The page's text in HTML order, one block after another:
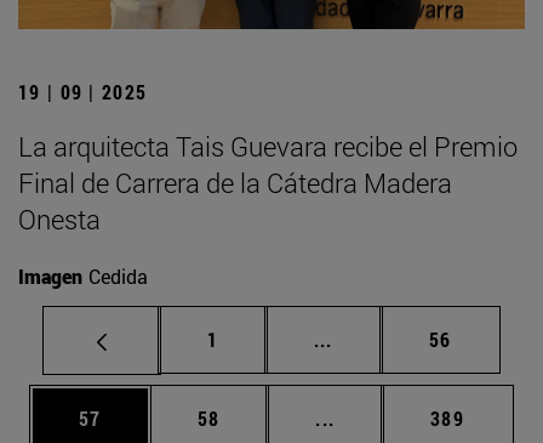
19 | 09 | 2025
La arquitecta Tais Guevara recibe el Premio
Final de Carrera de la Cátedra Madera
Onesta
Imagen Cedida
Página
1 ... Páginas intermedias
Página
56
Página
57 Página
58 ... Páginas intermedias
Página
389